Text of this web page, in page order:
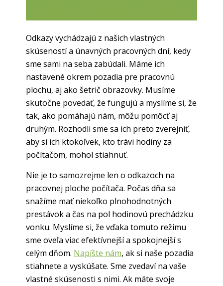
Odkazy vychádzajú z našich vlastných
skúseností a únavných pracovných dní, kedy
sme sami na seba zabúdali. Máme ich
nastavené okrem pozadia pre pracovnú
plochu, aj ako šetrič obrazovky. Musíme
skutočne povedať, že fungujú a myslíme si, že
tak, ako pomáhajú nám, môžu pomôcť aj
druhým. Rozhodli sme sa ich preto zverejniť,
aby si ich ktokoľvek, kto trávi hodiny za
počítačom, mohol stiahnuť.
Nie je to samozrejme len o odkazoch na
pracovnej ploche počítača. Počas dňa sa
snažíme mať niekoľko plnohodnotných
prestávok a čas na pol hodinovú prechádzku
vonku. Myslíme si, že vďaka tomuto režimu
sme oveľa viac efektívnejší a spokojnejší s
celým dňom. Napíšte nám, ak si naše pozadia
stiahnete a vyskúšate. Sme zvedaví na vaše
vlastné skúsenosti s nimi. Ak máte svoje